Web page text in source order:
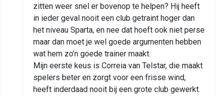
zitten weer snel er bovenop te helpen? Hij heeft
in ieder geval nooit een club getraint hoger dan
het niveau Sparta, en nee dat hoeft ook niet perse
maar dan moet je wel goede argumenten hebben
wat hem zo’n goede trainer maakt.
Mijn eerste keus is Correia van Telstar, die maakt
spelers beter en zorgt voor een frisse wind,
heeft inderdaad nooit bij een grote club gewerkt.